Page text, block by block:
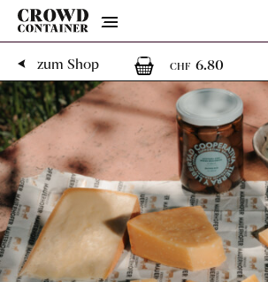
Menu
zum Shop
CHF 6.80